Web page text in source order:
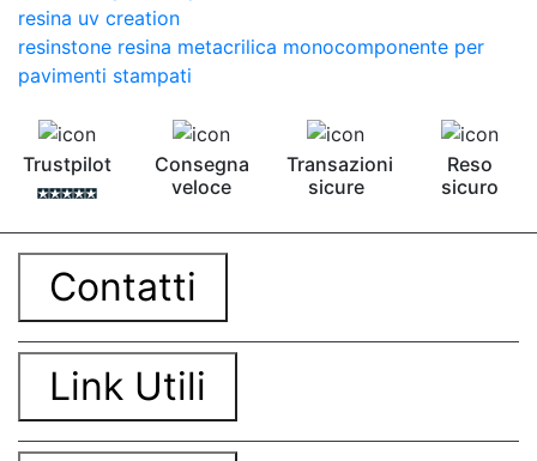
resina uv creation
resinstone resina metacrilica monocomponente per
pavimenti stampati
Trustpilot
Consegna
veloce
Transazioni
sicure
Reso
sicuro
Contatti
Link Utili